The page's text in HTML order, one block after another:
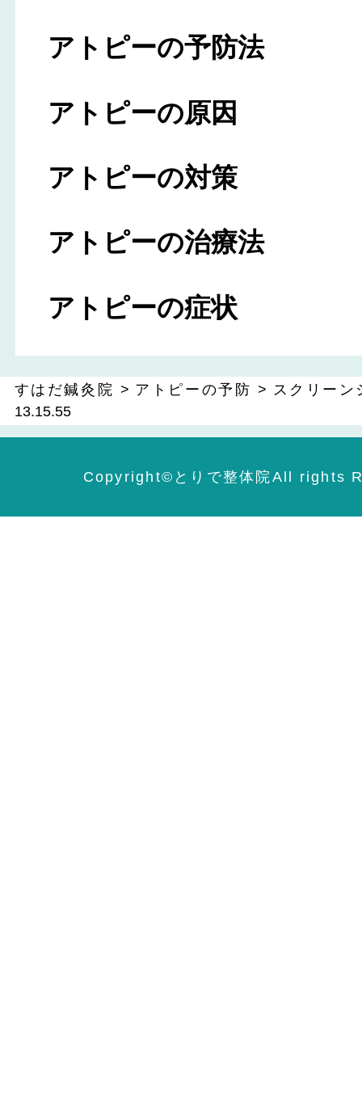
アトピーの予防法
アトピーの原因
アトピーの対策
アトピーの治療法
アトピーの症状
すはだ鍼灸院 > アトピーの予防 > スクリーン
13.15.55
Copyright©️とりで整体院All rights